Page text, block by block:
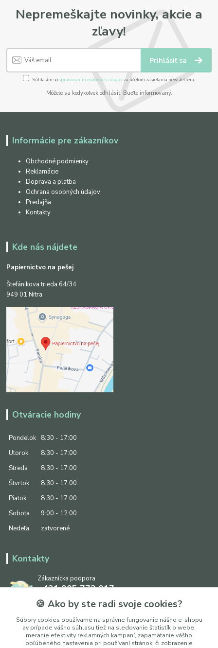
Nepremeškajte novinky, akcie a
zľavy!
Prihlásiť sa
Súhlasím sospracovaním osobných údajov za účelom zasielania newslettera.
Môžete sa kedykoľvek odhlásiť. Buďte informovaný.
Informácie pre zákazníkov
Obchodné podmienky
Reklamácie
Doprava a platba
Ochrana osobných údajov
Predajňa
Kontakty
Kde nás nájdete
Papiernictvo na pešej
Štefánikova trieda 64/34
949 01 Nitra
Otváracie hodiny
Pondelok
8:30 - 17:00
Utorok
8:30 - 17:00
Streda
8:30 - 17:00
Štvrtok
8:30 - 17:00
Piatok
8:30 - 17:00
Sobota
9:00 - 12:00
Nedeľa
zatvorené
Kontakty
Zákaznícka podpora
+421 905 773 017
(Po-Pia, 8:30 - 17:00, So: 9:00 - 12:00)
info@ipapier.sk
🍪 Ako by ste radi svoje cookies?
Súbory cookies používame na správne fungovanie nášho e-shopu
av prípade vášho súhlasu tiež na sledovanie štatistík o webe,
meranie efektivity reklamných kampaní, zapamätanie vášho
obľúbeného nastavenia pri používaní stránok, či zobrazenie